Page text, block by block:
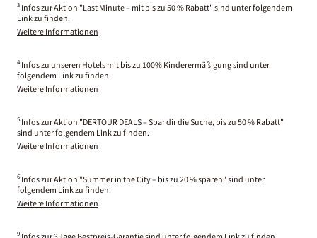
3 Infos zur Aktion "Last Minute – mit bis zu 50 % Rabatt" sind unter folgendem
Link zu finden.
Weitere Informationen
4 Infos zu unseren Hotels mit bis zu 100% Kinderermäßigung sind unter
folgendem Link zu finden.
Weitere Informationen
5 Infos zur Aktion "DERTOUR DEALS – Spar dir die Suche, bis zu 50 % Rabatt"
sind unter folgendem Link zu finden.
Weitere Informationen
6 Infos zur Aktion "Summer in the City – bis zu 20 % sparen" sind unter
folgendem Link zu finden.
Weitere Informationen
9